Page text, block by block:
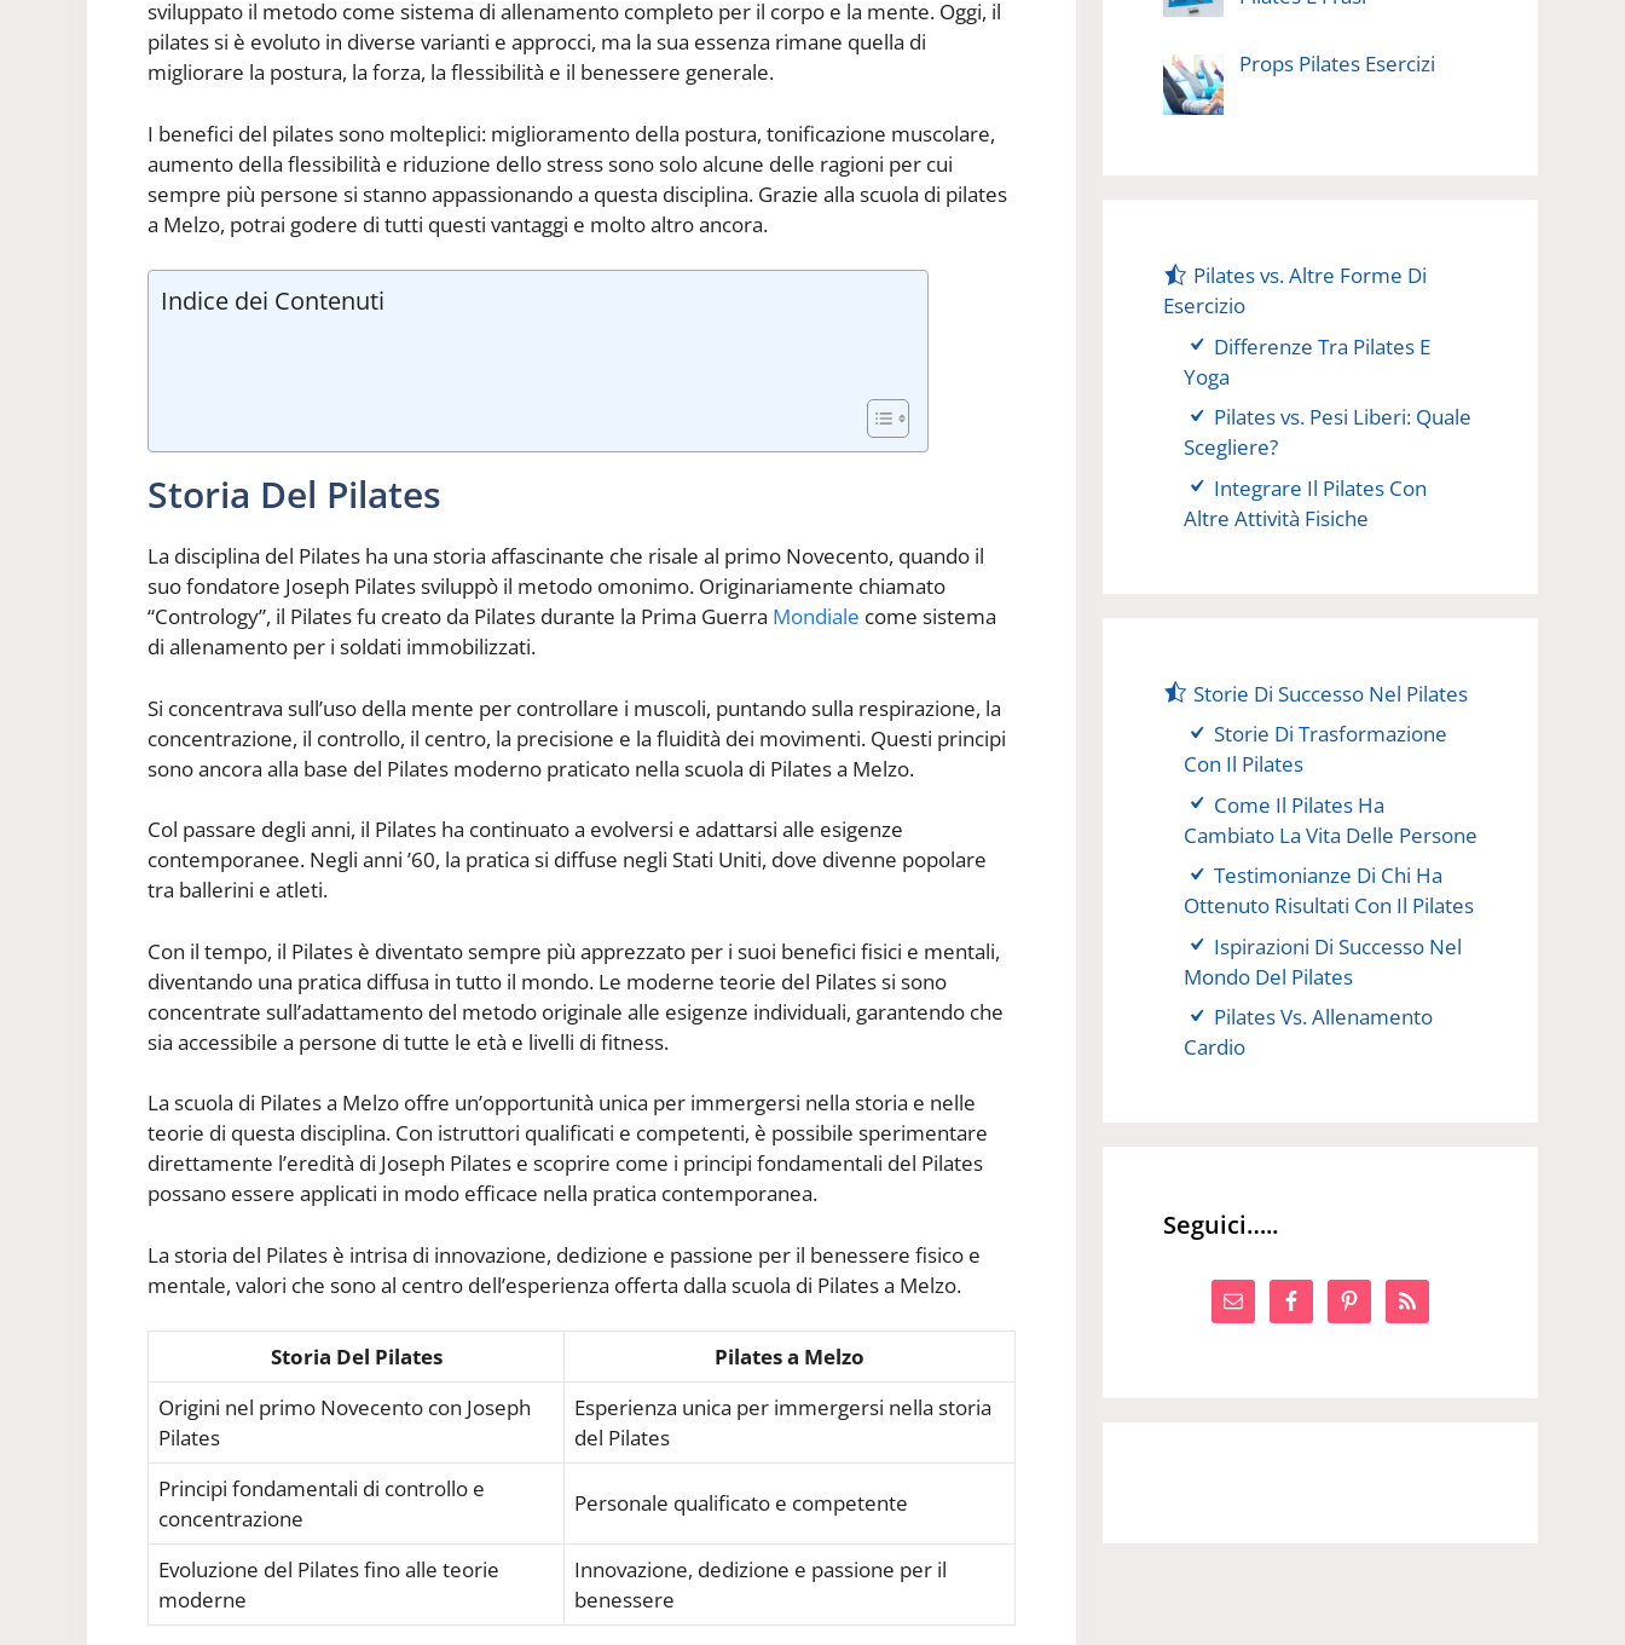
sviluppato il metodo come sistema di allenamento completo per il corpo e la mente. Oggi, il
pilates si è evoluto in diverse varianti e approcci, ma la sua essenza rimane quella di
migliorare la postura, la forza, la flessibilità e il benessere generale.
I benefici del pilates sono molteplici: miglioramento della postura, tonificazione muscolare,
aumento della flessibilità e riduzione dello stress sono solo alcune delle ragioni per cui
sempre più persone si stanno appassionando a questa disciplina. Grazie alla scuola di pilates
a Melzo, potrai godere di tutti questi vantaggi e molto altro ancora.
Indice dei Contenuti
Storia Del Pilates
La disciplina del Pilates ha una storia affascinante che risale al primo Novecento, quando il
suo fondatore Joseph Pilates sviluppò il metodo omonimo. Originariamente chiamato
“Contrology”, il Pilates fu creato da Pilates durante la Prima Guerra Mondiale come sistema
di allenamento per i soldati immobilizzati.
Si concentrava sull’uso della mente per controllare i muscoli, puntando sulla respirazione, la
concentrazione, il controllo, il centro, la precisione e la fluidità dei movimenti. Questi principi
sono ancora alla base del Pilates moderno praticato nella scuola di Pilates a Melzo.
Col passare degli anni, il Pilates ha continuato a evolversi e adattarsi alle esigenze
contemporanee. Negli anni ’60, la pratica si diffuse negli Stati Uniti, dove divenne popolare
tra ballerini e atleti.
Con il tempo, il Pilates è diventato sempre più apprezzato per i suoi benefici fisici e mentali,
diventando una pratica diffusa in tutto il mondo. Le moderne teorie del Pilates si sono
concentrate sull’adattamento del metodo originale alle esigenze individuali, garantendo che
sia accessibile a persone di tutte le età e livelli di fitness.
La scuola di Pilates a Melzo offre un’opportunità unica per immergersi nella storia e nelle
teorie di questa disciplina. Con istruttori qualificati e competenti, è possibile sperimentare
direttamente l’eredità di Joseph Pilates e scoprire come i principi fondamentali del Pilates
possano essere applicati in modo efficace nella pratica contemporanea.
La storia del Pilates è intrisa di innovazione, dedizione e passione per il benessere fisico e
mentale, valori che sono al centro dell’esperienza offerta dalla scuola di Pilates a Melzo.
Storia Del Pilates
Pilates a Melzo
Origini nel primo Novecento con Joseph
Pilates
Esperienza unica per immergersi nella storia
del Pilates
Principi fondamentali di controllo e
concentrazione
Personale qualificato e competente
Evoluzione del Pilates fino alle teorie
moderne
Innovazione, dedizione e passione per il
benessere
Props Pilates Esercizi
Pilates vs. Altre Forme Di
Esercizio
Differenze Tra Pilates E
Yoga
Pilates vs. Pesi Liberi: Quale
Scegliere?
Integrare Il Pilates Con
Altre Attività Fisiche
Storie Di Successo Nel Pilates
Storie Di Trasformazione
Con Il Pilates
Come Il Pilates Ha
Cambiato La Vita Delle Persone
Testimonianze Di Chi Ha
Ottenuto Risultati Con Il Pilates
Ispirazioni Di Successo Nel
Mondo Del Pilates
Pilates Vs. Allenamento
Cardio
Seguici…..